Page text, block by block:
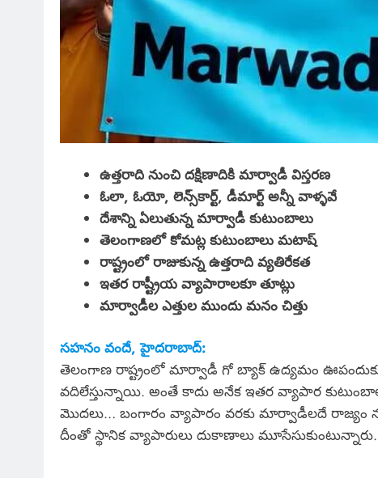
ఉత్తరాది నుంచి దక్షిణాదికి మార్వాడీ విస్తరణ
ఓలా, ఓయో, లెన్స్‌కార్ట్, డీమార్ట్ అన్నీ వాళ్ళవే
దేశాన్ని ఏలుతున్న మార్వాడీ కుటుంబాలు
తెలంగాణలో కోమట్ల కుటుంబాలు మటాష్
రాష్ట్రంలో రాజుకున్న ఉత్తరాది వ్యతిరేకత
ఇతర రాష్ట్రీయ వ్యాపారాలకూ తూట్లు
మార్వాడీల ఎత్తుల ముందు మనం చిత్తు
సహనం వందే, హైదరాబాద్:
తెలంగాణ రాష్ట్రంలో మార్వాడీ గో బ్యాక్ ఉద్యమం
వదిలేస్తున్నాయి. అంతే కాదు అనేక ఇతర వ్యాపార
మొదలు… బంగారం వ్యాపారం వరకు మార్వాడీలదే రాజ్యం
దీంతో స్థానిక వ్యాపారులు దుకాణాలు